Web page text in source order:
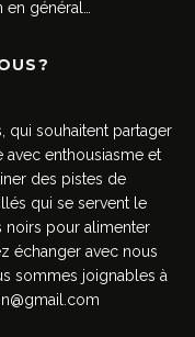
général…
qui souhaitent partager
enthousiasme et
des pistes de
qui se servent le
noirs pour alimenter
échanger avec nous
sommes joignables à